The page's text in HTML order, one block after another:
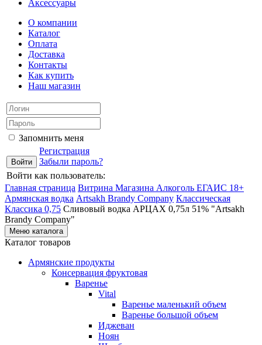
Аксессуары
О компании
Каталог
Оплата
Доставка
Контакты
Как купить
Наш магазин
Запомнить меня
Регистрация
Забыли пароль?
Войти как пользователь:
Главная страница Витрина Магазина Алкоголь ЕГАИС 18+
Армянская водка Artsakh Brandy Company Классическая
Классика 0,75 Сливовый водка АРЦАХ 0,75л 51% "Artsakh
Brandy Company"
Меню каталога
Каталог товаров
Армянские продукты
Консервация фруктовая
Варенье
Vital
Варенье маленький объем
Варенье большой объем
Иджеван
Ноян